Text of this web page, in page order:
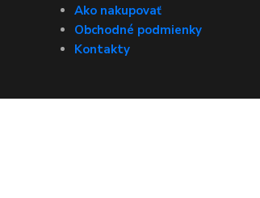
Ako nakupovať
Obchodné podmienky
Kontakty